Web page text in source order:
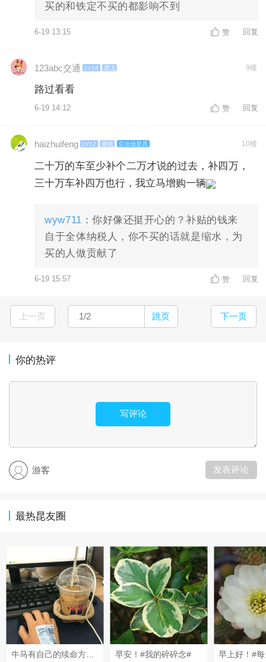
买的和铁定不买的都影响不到
6-19 13:15 赞 回复
123abc交通 LV18 君上 9楼
路过看看
6-19 14:12 赞 回复
haizhuifeng LV12 巡抚 立法信息员 10楼
二十万的车至少补个二万才说的过去，补四万，
三十万车补四万也行，我立马增购一辆
wyw711 ：你好像还挺开心的？补贴的钱来
自于全体纳税人，你不买的话就是缩水，为
买的人做贡献了
6-19 15:57 赞 回复
上一页 跳页 下一页
你的热评
写评论
游客 发表评论
最热昆友圈
牛马有自己的续命方式🐮🐴 早安！#我的碎碎念#